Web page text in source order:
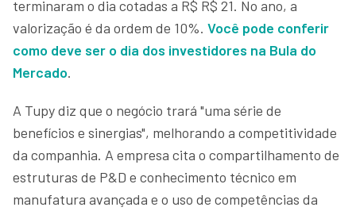
terminaram o dia cotadas a R$ R$ 21. No ano, a
valorização é da ordem de 10%. Você pode conferir
como deve ser o dia dos investidores na Bula do
Mercado.
A Tupy diz que o negócio trará "uma série de
benefícios e sinergias", melhorando a competitividade
da companhia. A empresa cita o compartilhamento de
estruturas de P&D e conhecimento técnico em
manufatura avançada e o uso de competências da